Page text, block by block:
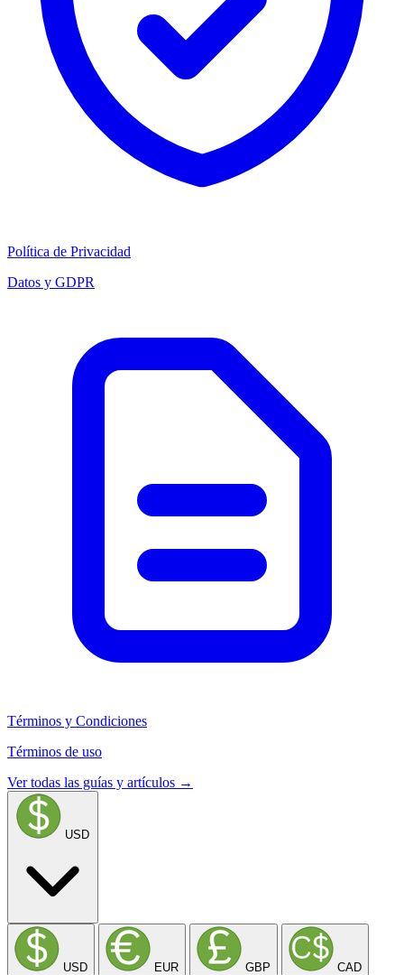
Política de Privacidad
Datos y GDPR
Términos y Condiciones
Términos de uso
Ver todas las guías y artículos →
USD
USD EUR GBP CAD